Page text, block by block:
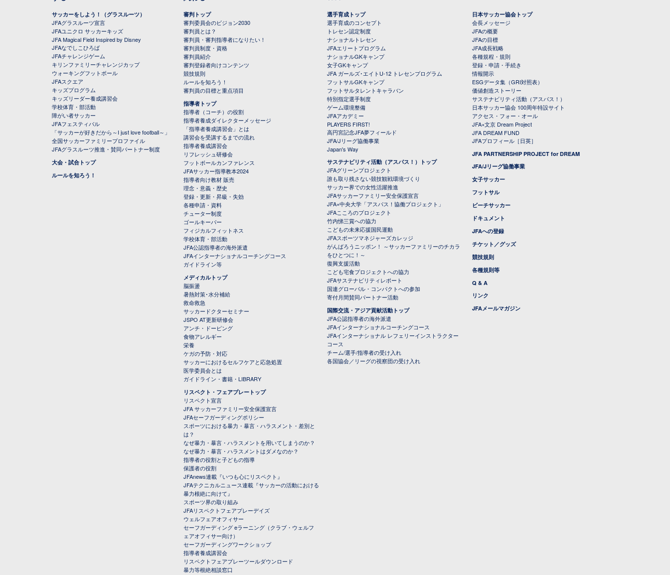
サッカーをしよう！（グラスルーツ）
JFAグラスルーツ宣言
JFAユニクロ サッカーキッズ
JFA Magical Field Inspired by Disney
JFAなでしこひろば
JFAチャレンジゲーム
キリンファミリーチャレンジカップ
ウォーキングフットボール
JFAスクエア
キッズプログラム
キッズリーダー養成講習会
学校体育・部活動
障がい者サッカー
JFAフェスティバル
「サッカーが好きだから～I just love football～」
全国サッカーファミリープロファイル
JFAグラスルーツ推進・賛同パートナー制度
大会・試合トップ
ルールを知ろう！
審判トップ
審判委員会のビジョン2030
審判員とは？
審判員・審判指導者になりたい！
審判員制度・資格
審判員紹介
審判登録者向けコンテンツ
競技規則
ルールを知ろう！
審判員の目標と重点項目
指導者トップ
指導者（コーチ）の役割
指導者養成ダイレクターメッセージ
「指導者養成講習会」とは
講習会を受講するまでの流れ
指導者養成講習会
リフレッシュ研修会
フットボールカンファレンス
JFAサッカー指導教本2024
指導者向け教材 販売
理念・意義・歴史
登録・更新・昇級・失効
各種申請・資料
チューター制度
ゴールキーパー
フィジカルフィットネス
学校体育・部活動
JFA公認指導者の海外派遣
JFAインターナショナルコーチングコース
ガイドライン等
メディカルトップ
脳振盪
暑熱対策･水分補給
救命救急
サッカードクターセミナー
JSPO AT更新研修会
アンチ・ドーピング
食物アレルギー
栄養
ケガの予防・対応
サッカーにおけるセルフケアと応急処置
医学委員会とは
ガイドライン・書籍・LIBRARY
リスペクト・フェアプレートップ
リスペクト宣言
JFA サッカーファミリー安全保護宣言
JFAセーフガーディングポリシー
スポーツにおける暴力・暴言・ハラスメント・差別と
は？
なぜ暴力・暴言・ハラスメントを用いてしまうのか？
なぜ暴力・暴言・ハラスメントはダメなのか？
指導者の役割と子どもの指導
保護者の役割
JFAnews連載『いつも心にリスペクト』
JFAテクニカルニュース連載『サッカーの活動における
暴力根絶に向けて』
スポーツ界の取り組み
JFAリスペクトフェアプレーデイズ
ウェルフェアオフィサー
セーフガーディング eラーニング（クラブ・ウェルフ
ェアオフィサー向け）
セーフガーディングワークショップ
指導者養成講習会
リスペクトフェアプレーツールダウンロード
暴力等根絶相談窓口
選手育成トップ
選手育成のコンセプト
トレセン認定制度
ナショナルトレセン
JFAエリートプログラム
ナショナルGKキャンプ
女子GKキャンプ
JFA ガールズ･エイトU-12 トレセンプログラム
フットサルGKキャンプ
フットサルタレントキャラバン
特別指定選手制度
ゲーム環境整備
JFAアカデミー
PLAYERS FIRST!
高円宮記念JFA夢フィールド
JFA/Jリーグ協働事業
Japan's Way
サステナビリティ活動（アスパス！）トップ
JFAグリーンプロジェクト
誰も取り残さない競技観戦環境づくり
サッカー界での女性活躍推進
JFAサッカーファミリー安全保護宣言
JFA×中央大学「アスパス！協働プロジェクト」
JFAこころのプロジェクト
竹内悌三賞への協力
こどもの未来応援国民運動
JFAスポーツマネジャーズカレッジ
がんばろうニッポン！ ～サッカーファミリーのチカラ
をひとつに！～
復興支援活動
こども宅食プロジェクトへの協力
JFAサステナビリティレポート
国連グローバル・コンパクトへの参加
寄付月間賛同パートナー活動
国際交流・アジア貢献活動トップ
JFA公認指導者の海外派遣
JFAインターナショナルコーチングコース
JFAインターナショナル レフェリーインストラクター
コース
チーム/選手/指導者の受け入れ
各国協会／リーグの視察団の受け入れ
日本サッカー協会トップ
会長メッセージ
JFAの概要
JFAの目標
JFA成長戦略
各種規程・規則
登録・申請・手続き
情報開示
ESGデータ集（GRI対照表）
価値創造ストーリー
サステナビリティ活動（アスパス！）
日本サッカー協会 100周年特設サイト
アクセス・フォー・オール
JFA×文京 Dream Project
JFA DREAM FUND
JFAプロフィール［日英］
JFA PARTNERSHIP PROJECT for DREAM
JFA/Jリーグ協働事業
女子サッカー
フットサル
ビーチサッカー
ドキュメント
JFAへの登録
チケット／グッズ
競技規則
各種規則等
Q & A
リンク
JFAメールマガジン